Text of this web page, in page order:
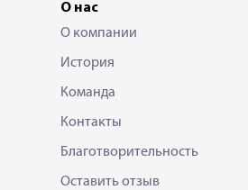
О нас
О компании
История
Команда
Контакты
Благотворительность
Оставить отзыв